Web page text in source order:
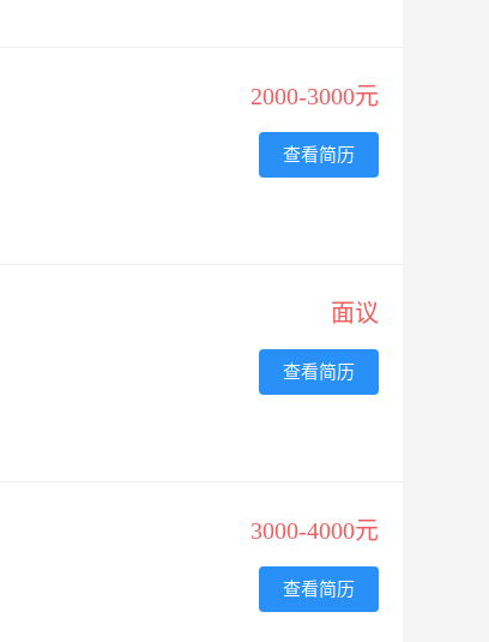
2000-3000元
查看简历
面议
查看简历
3000-4000元
查看简历